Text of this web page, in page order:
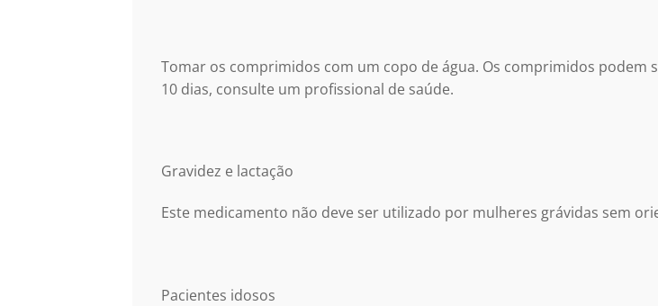
Tomar os comprimidos com um copo de água. Os comprimidos podem
10 dias, consulte um profissional de saúde.
Gravidez e lactação
Este medicamento não deve ser utilizado por mulheres grávidas sem
Pacientes idosos